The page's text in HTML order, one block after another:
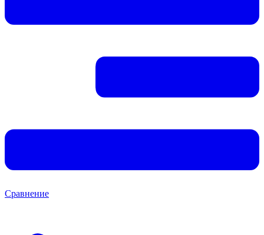
Сравнение